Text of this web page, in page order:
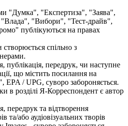
"Думка", "Експертиза", "Заява",
"Вибори", "Тест-драйв",
публікуються на правах
спільно з
публікація, передрук, чи наступне
що містить посилання на
EPA / UPG, суворо забороняється.
в розділі Я-Корреспондент є автор
передрук та відтворення
та/або аудіовізуальних творів